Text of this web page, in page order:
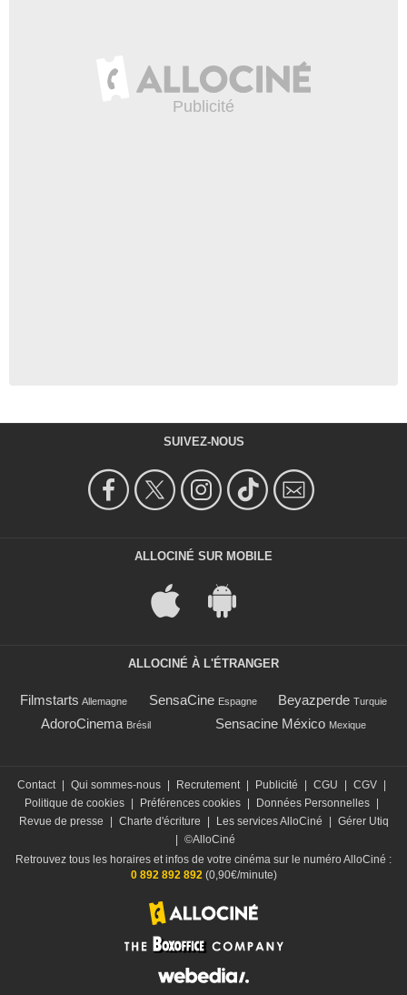
SUIVEZ-NOUS
ALLOCINÉ SUR MOBILE
ALLOCINÉ À L'ÉTRANGER
Filmstarts Allemagne SensaCine Espagne Beyazperde Turquie
AdoroCinema Brésil Sensacine México Mexique
Contact Qui sommes-nous Recrutement Publicité CGU CGV
Politique de cookies
Préférences cookies Données Personnelles
Revue de presse
Charte d'écriture Les services AlloCiné
Gérer Utiq
©AlloCiné
Retrouvez tous les horaires et infos de votre cinéma sur le numéro AlloCiné :
0 892 892 892(0,90€/minute)